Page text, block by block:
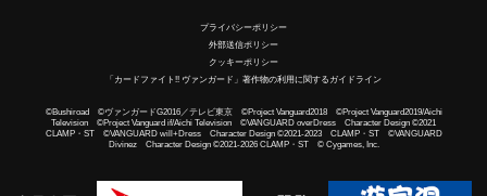
プライバシーポリシー
外部送信ポリシー
クッキーポリシー
「カードファイト!! ヴァンガード」著作物の利用に関するガイドライン
©Bushiroad ©ヴァンガードG2016／テレビ東京 ©Project Vanguard2018 ©Project Vanguard2019/Aichi
Television ©Project Vanguard if/Aichi Television ©VANGUARD overDress Character Design ©2021
CLAMP・ST ©VANGUARD will+Dress Character Design ©2021-2023 CLAMP・ST ©VANGUARD
Divinez Character Design ©2021-2026 CLAMP・ST © Cygames, Inc.